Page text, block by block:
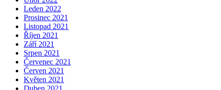
Leden 2022
Prosinec 2021
Listopad 2021
Říjen 2021
Září 2021
Srpen 2021
Červenec 2021
Červen 2021
Květen 2021